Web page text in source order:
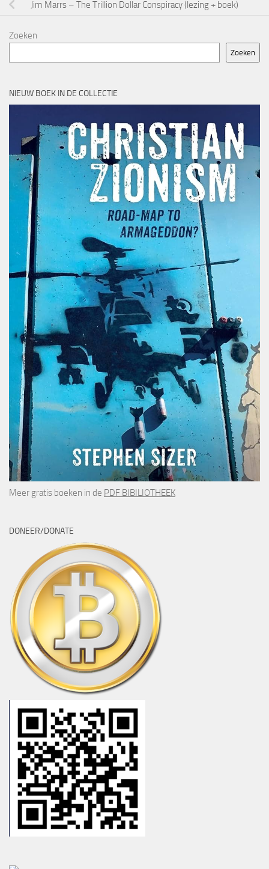
Jim Marrs – The Trillion Dollar Conspiracy (lezing + boek)
Zoeken
Zoeken
NIEUW BOEK IN DE COLLECTIE
Meer gratis boeken in de PDF BIBILIOTHEEK
DONEER/DONATE